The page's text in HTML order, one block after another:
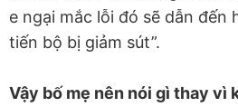
e ngại mắc lỗi đó sẽ dẫn đến
tiến bộ bị giảm sút”.
Vậy bố mẹ nên nói gì thay vì